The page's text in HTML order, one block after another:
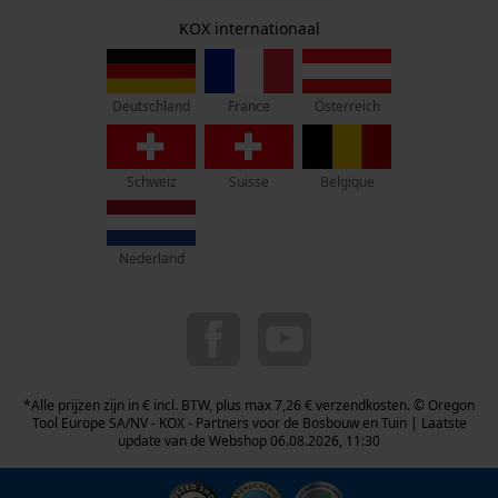
Rue Emile Francqui 11
1435 Mont-Saint-Guibert
Geen winkel!
Retouradres:
Beim Erlenwäldchen 14/2
71522 Backnang
KOX internationaal
Deutschland France Österreich
Schweiz Suisse Belgique
Nederland
*Alle prijzen zijn in € incl. BTW, plus max 7,26 € verzendkosten. © Oregon
Tool Europe SA/NV - KOX - Partners voor de Bosbouw en Tuin | Laatste
update van de Webshop 06.08.2026, 11:30